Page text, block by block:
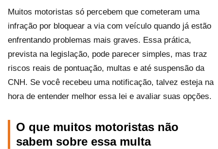
Muitos motoristas só percebem que cometeram uma
infração por bloquear a via com veículo quando já estão
enfrentando problemas mais graves. Essa prática,
prevista na legislação, pode parecer simples, mas traz
riscos reais de pontuação, multas e até suspensão da
CNH. Se você recebeu uma notificação, talvez esteja na
hora de entender melhor essa lei e avaliar suas opções.
O que muitos motoristas não
sabem sobre essa multa